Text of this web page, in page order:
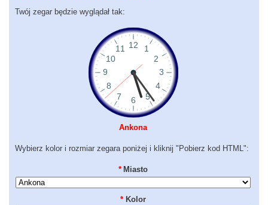
Twój zegar będzie wyglądał tak:
Ankona
Wybierz kolor i rozmiar zegara poniżej i kliknij "Pobierz kod HTML":
* Miasto
* Kolor